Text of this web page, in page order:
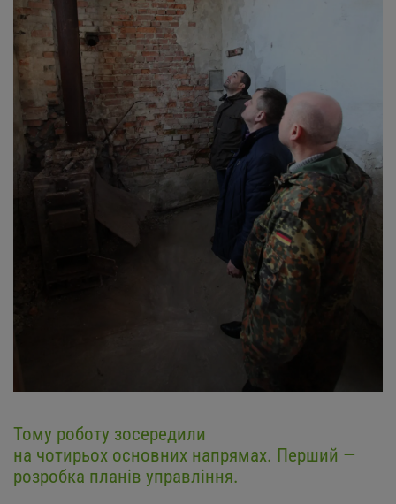
Тому роботу зосередили
на чотирьох основних напрямах. Перший —
розробка планів управління.